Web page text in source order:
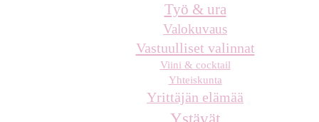
Työ & ura
Valokuvaus
Vastuulliset valinnat
Viini & cocktail
Yhteiskunta
Yrittäjän elämää